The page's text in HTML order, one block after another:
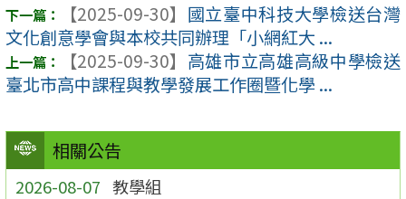
相關公告
2026-08-07 教學組
【2025-09-30】 國立臺中科技大學檢送台灣
文化創意學會與本校共同辦理「小網紅大 ...
【2025-09-30】 高雄市立高雄高級中學檢送
臺北市高中課程與教學發展工作圈暨化學 ...